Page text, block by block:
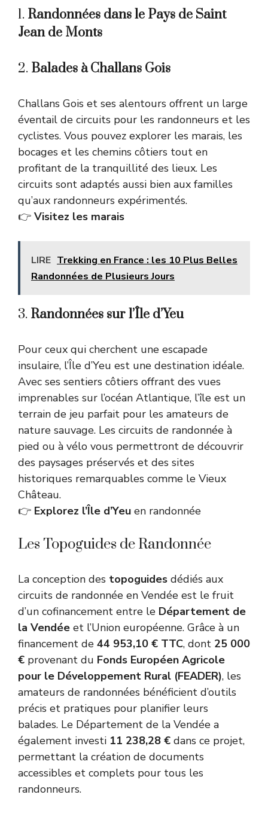
1. Randonnées dans le Pays de Saint
Jean de Monts
2. Balades à Challans Gois
Challans Gois et ses alentours offrent un large
éventail de circuits pour les randonneurs et les
cyclistes. Vous pouvez explorer les marais, les
bocages et les chemins côtiers tout en
profitant de la tranquillité des lieux. Les
circuits sont adaptés aussi bien aux familles
qu’aux randonneurs expérimentés.
👉 Visitez les marais
LIRE Trekking en France : les 10 Plus Belles
Randonnées de Plusieurs Jours
3. Randonnées sur l’Île d’Yeu
Pour ceux qui cherchent une escapade
insulaire, l’Île d’Yeu est une destination idéale.
Avec ses sentiers côtiers offrant des vues
imprenables sur l’océan Atlantique, l’île est un
terrain de jeu parfait pour les amateurs de
nature sauvage. Les circuits de randonnée à
pied ou à vélo vous permettront de découvrir
des paysages préservés et des sites
historiques remarquables comme le Vieux
Château.
👉 Explorez l’Île d’Yeu en randonnée
Les Topoguides de Randonnée
La conception des topoguides dédiés aux
circuits de randonnée en Vendée est le fruit
d’un cofinancement entre le Département de
la Vendée et l’Union européenne. Grâce à un
financement de 44 953,10 € TTC, dont 25 000
€ provenant du Fonds Européen Agricole
pour le Développement Rural (FEADER), les
amateurs de randonnées bénéficient d’outils
précis et pratiques pour planifier leurs
balades. Le Département de la Vendée a
également investi 11 238,28 € dans ce projet,
permettant la création de documents
accessibles et complets pour tous les
randonneurs.